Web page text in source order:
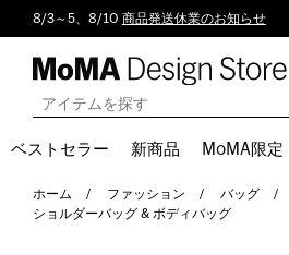
8/3～5、8/10 商品発送休業のお知らせ
ベストセラー 新商品 MoMA限定
ホーム ファッション
バッグ
ショルダーバッグ & ボディバッグ